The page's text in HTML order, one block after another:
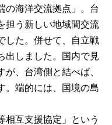
海洋交流拠点」。台
担う新しい地域間交流
した。併せて、自立戦
出しました。国内で見
、台湾側と結べば、
。端的には、国境の島
互支援協定」という